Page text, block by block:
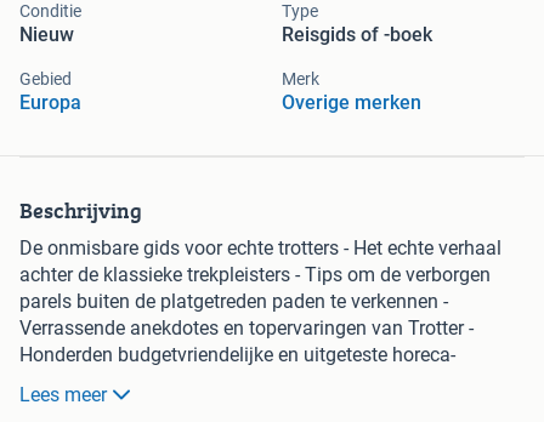
Conditie
Nieuw
Type
Reisgids of -boek
Gebied
Europa
Merk
Overige merken
Beschrijving
De onmisbare gids voor echte trotters - Het echte verhaal
achter de klassieke trekpleisters - Tips om de verborgen
parels buiten de platgetreden paden te verkennen -
Verrassende anekdotes en topervaringen van Trotter -
Honderden budgetvriendelijke en uitgeteste horeca-
adressen - 31 kaarten en plattegronden waarop je al onze
adressen terug vindt
Lees meer